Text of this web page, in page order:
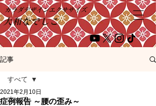
カラダデザインエクササイズ
大和なでしこ
記事
すべて
すべて
症例報告 ～腰の歪み～
2021年2月10日